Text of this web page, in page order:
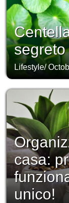
Lifestyle/
casa:
unico!